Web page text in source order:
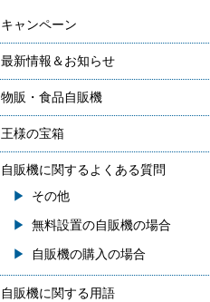
キャンペーン
最新情報＆お知らせ
物販・食品自販機
王様の宝箱
自販機に関するよくある質問
その他
無料設置の自販機の場合
自販機の購入の場合
自販機に関する用語